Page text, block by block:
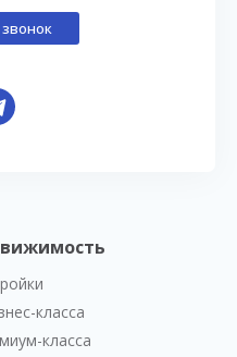
класса
класса